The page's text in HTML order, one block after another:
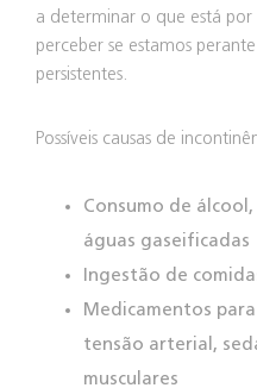
a determinar o que está por
perceber se estamos
persistentes.
Possíveis causas de
Consumo de
águas gaseificadas
Ingestão de
Medicamentos
tensão arterial,
musculares